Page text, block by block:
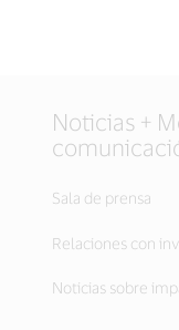
Noticias +
Sala de prensa
Relaciones con
Noticias sobre